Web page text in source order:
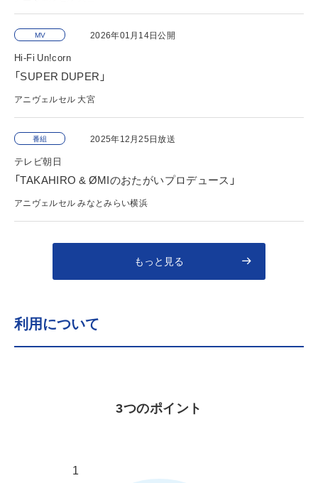
MV 2026年01月14日公開
Hi-Fi Un!corn
「SUPER DUPER」
アニヴェルセル 大宮
番組 2025年12月25日放送
テレビ朝日
「TAKAHIRO & ØMIのおたがいプロデュース」
アニヴェルセル みなとみらい横浜
もっと見る
利用について
3つのポイント
1